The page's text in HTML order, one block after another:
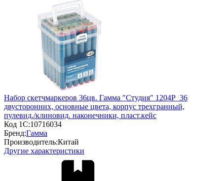
Набор скетчмаркеров 36цв. Гамма "Студия" 1204P_36
двусторонних, основные цвета, корпус трехгранный,
пулевид./клиновид. наконечники, пласт.кейс
Код 1С:10716034
Бренд:Гамма
Производитель:Китай
Другие характеристики